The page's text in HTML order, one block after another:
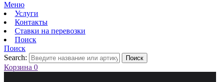
Меню
Услуги
Контакты
Ставки на перевозки
Поиск
Поиск
Search:
Поиск
Корзина 0